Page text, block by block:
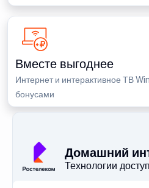
Вместе выгоднее
Интернет и интерактивное ТВ
бонусами
Домашний
Технологии